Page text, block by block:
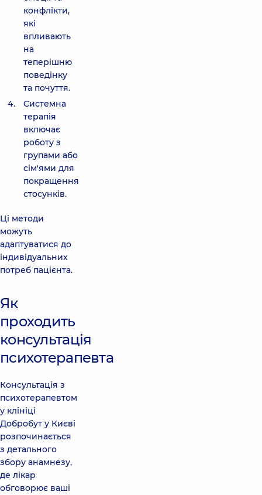
конфлікти,
які
впливають
на
теперішню
поведінку
та почуття.
Системна
терапія
включає
роботу з
групами або
сім'ями для
покращення
стосунків.
Ці методи
можуть
адаптуватися до
індивідуальних
потреб пацієнта.
Як
проходить
консультація
психотерапевта
Консультація з
психотерапевтом
у клініці
Добробут у Києві
розпочинається
з детального
збору анамнезу,
де лікар
обговорює ваші